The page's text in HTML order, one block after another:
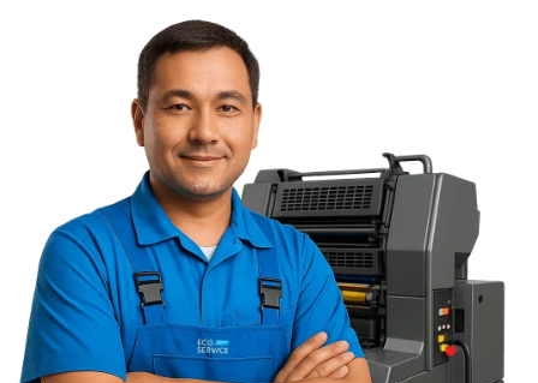
Ремонт офисной техники
Ремонт цифровой техники
Сервисные центры
Ремонт кофемашин
Ремонт микроволновок
Ремонт парогенераторов
Ремонт пылесосов